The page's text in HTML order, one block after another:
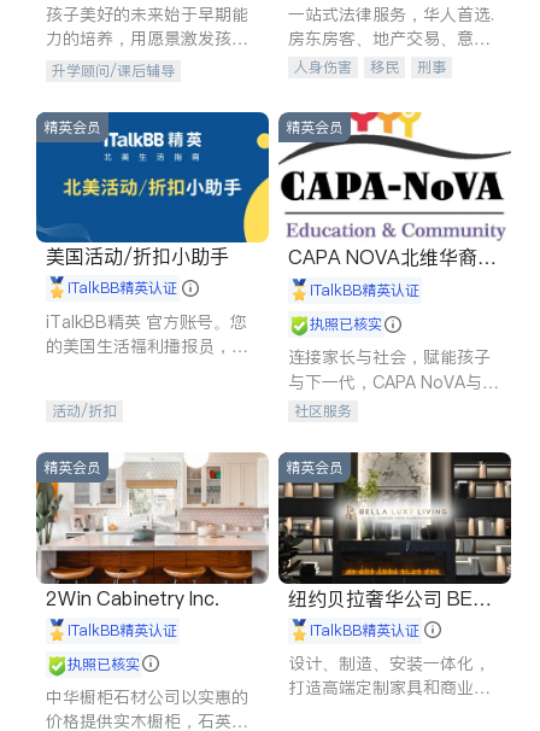
孩子美好的未来始于早期能
力的培养，用愿景激发孩子
的学习潜力和动力。理念：
拥有成长型心态是成功的基
石。
升学顾问/课后辅导
一站式法律服务，华人首选.
房东房客、地产交易、意外
伤害、车祸重伤、商业诉
建筑合同、刑事案件全包办
人身伤害 移民
刑事
信托/遗嘱
商业
索赔
律师-其它 保释
精英会员
美国活动/折扣小助手
iTalkBB精英认证
iTalkBB精英 官方账号。您
的美国生活福利播报员，精
专属福利。
活动/折扣
精英会员
CAPA NOVA北维华裔家
长会iTalkBB精英认证
执照已核实
连接家长与社会，赋能孩子
与下一代，CAPA NoVA与您
携手建设包容、公平、充满
社区服务
精英会员
2Win Cabinetry Inc.
iTalkBB精英认证
执照已核实
中华橱柜石材公司以实惠的
价格提供实木橱柜，石英石
精英会员
纽约贝拉奢华公司 BELL
A LUXE
iTalkBB精英认证
设计、制造、安装一体化，
打造高端定制家具和商业空